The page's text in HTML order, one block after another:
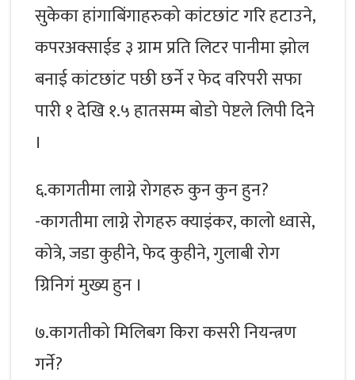
सुकेका हांगाबिंगाहरुको कांटछांट गरि हटाउने,
कपरअक्साईड ३ ग्राम प्रति लिटर पानीमा झोल
बनाई कांटछांट पछी छर्ने र फेद वरिपरी सफा
पारी १ देखि १.५ हातसम्म बोडो पेष्टले लिपी दिने
।
६.कागतीमा लाग्ने रोगहरु कुन कुन हुन?
-कागतीमा लाग्ने रोगहरु क्याइंकर, कालो ध्वासे,
कोत्रे, जडा कुहीने, फेद कुहीने, गुलाबी रोग
ग्रिनिगं मुख्य हुन ।
७.कागतीको मिलिबग किरा कसरी नियन्त्रण
गर्ने?